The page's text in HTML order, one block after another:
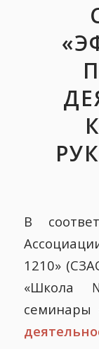
В
1210»
«Школа
семинары